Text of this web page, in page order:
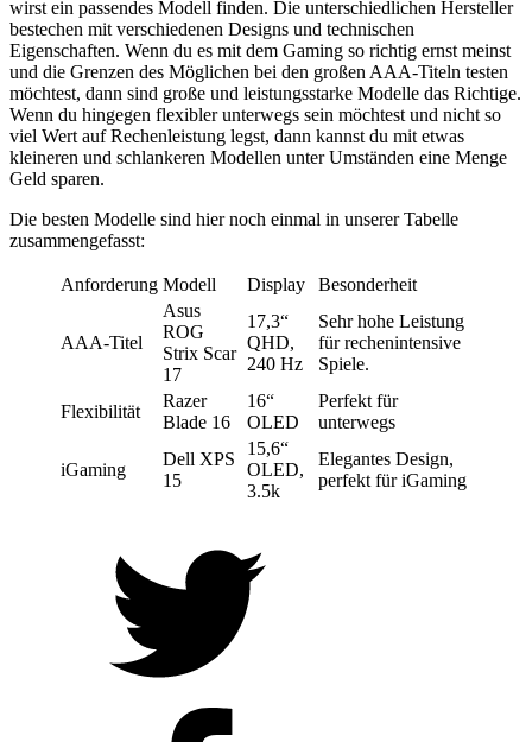
wirst ein passendes Modell finden. Die unterschiedlichen Hersteller
bestechen mit verschiedenen Designs und technischen
Eigenschaften. Wenn du es mit dem Gaming so richtig ernst meinst
und die Grenzen des Möglichen bei den großen AAA-Titeln testen
möchtest, dann sind große und leistungsstarke Modelle das Richtige.
Wenn du hingegen flexibler unterwegs sein möchtest und nicht so
viel Wert auf Rechenleistung legst, dann kannst du mit etwas
kleineren und schlankeren Modellen unter Umständen eine Menge
Geld sparen.
Die besten Modelle sind hier noch einmal in unserer Tabelle
zusammengefasst:
Anforderung Modell Display Besonderheit
AAA-Titel
Asus
ROG
Strix Scar
17
17,3“
QHD,
240 Hz
Sehr hohe Leistung
für rechenintensive
Spiele.
Flexibilität
Razer
Blade 16
16“
OLED
Perfekt für
unterwegs
iGaming
Dell XPS
15
15,6“
OLED,
3.5k
Elegantes Design,
perfekt für iGaming